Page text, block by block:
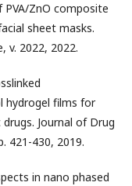
PVA/ZnO composite
sheet masks.
v. 2022, 2022.
hydrogel films for
Journal of Drug
421-430, 2019.
in nano phased